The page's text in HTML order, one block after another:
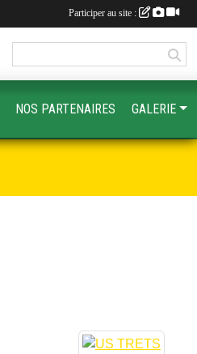
NOS PARTENAIRES GALERIE
Participer au site :